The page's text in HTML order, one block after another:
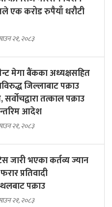
एक करोड रुपैयाँ धरौटी
२१, २०८३
मेगा बैंकका अध्यक्षसहित
जिल्लाबाट पक्राउ
तत्काल पक्राउ
आदेश
२१, २०८३
जारी भएका कर्तव्य ज्यान
प्रतिवादी
पक्राउ
२१, २०८३